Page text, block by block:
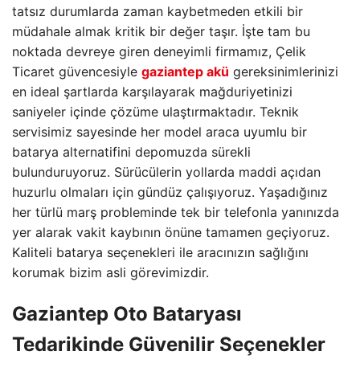
tatsız durumlarda zaman kaybetmeden etkili bir
müdahale almak kritik bir değer taşır. İşte tam bu
noktada devreye giren deneyimli firmamız, Çelik
Ticaret güvencesiyle gaziantep akü gereksinimlerinizi
en ideal şartlarda karşılayarak mağduriyetinizi
saniyeler içinde çözüme ulaştırmaktadır. Teknik
servisimiz sayesinde her model araca uyumlu bir
batarya alternatifini depomuzda sürekli
bulunduruyoruz. Sürücülerin yollarda maddi açıdan
huzurlu olmaları için gündüz çalışıyoruz. Yaşadığınız
her türlü marş probleminde tek bir telefonla yanınızda
yer alarak vakit kaybının önüne tamamen geçiyoruz.
Kaliteli batarya seçenekleri ile aracınızın sağlığını
korumak bizim asli görevimizdir.
Gaziantep Oto Bataryası
Tedarikinde Güvenilir Seçenekler